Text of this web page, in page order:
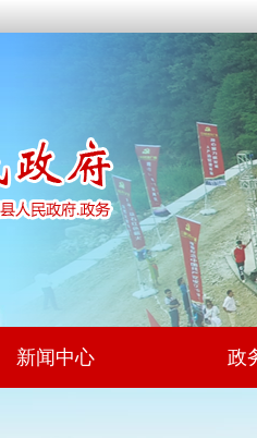
新闻中心 政